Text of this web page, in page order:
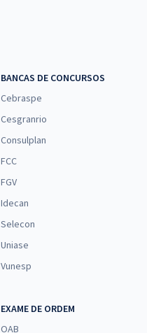
BANCAS DE CONCURSOS
Cebraspe
Cesgranrio
Consulplan
FCC
FGV
Idecan
Selecon
Uniase
Vunesp
EXAME DE ORDEM
OAB